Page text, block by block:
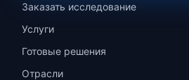
Заказать исследование
Услуги
Готовые решения
Отрасли